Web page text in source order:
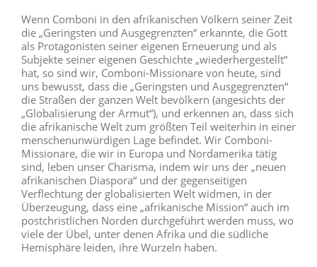
Wenn Comboni in den afrikanischen Völkern seiner Zeit
die „Geringsten und Ausgegrenzten“ erkannte, die Gott
als Protagonisten seiner eigenen Erneuerung und als
Subjekte seiner eigenen Geschichte „wiederhergestellt“
hat, so sind wir, Comboni-Missionare von heute, sind
uns bewusst, dass die „Geringsten und Ausgegrenzten“
die Straßen der ganzen Welt bevölkern (angesichts der
„Globalisierung der Armut“), und erkennen an, dass sich
die afrikanische Welt zum größten Teil weiterhin in einer
menschenunwürdigen Lage befindet. Wir Comboni-
Missionare, die wir in Europa und Nordamerika tätig
sind, leben unser Charisma, indem wir uns der „neuen
afrikanischen Diaspora“ und der gegenseitigen
Verflechtung der globalisierten Welt widmen, in der
Überzeugung, dass eine „afrikanische Mission“ auch im
postchristlichen Norden durchgeführt werden muss, wo
viele der Übel, unter denen Afrika und die südliche
Hemisphäre leiden, ihre Wurzeln haben.